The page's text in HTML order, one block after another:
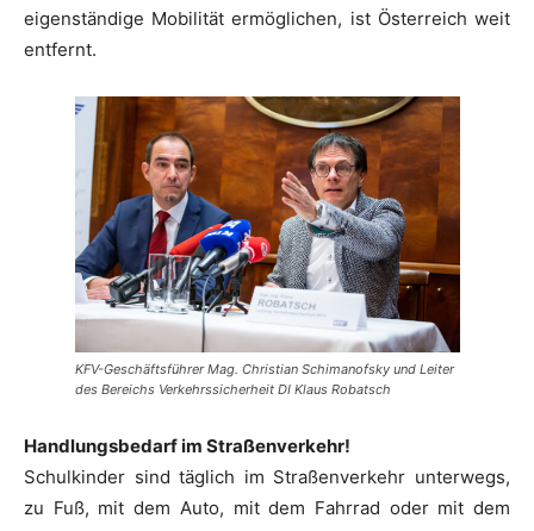
eigenständige Mobilität ermöglichen, ist Österreich weit
entfernt.
KFV-Geschäftsführer Mag. Christian Schimanofsky und Leiter
des Bereichs Verkehrssicherheit DI Klaus Robatsch
Handlungsbedarf im Straßenverkehr!
Schulkinder sind täglich im Straßenverkehr unterwegs,
zu Fuß, mit dem Auto, mit dem Fahrrad oder mit dem